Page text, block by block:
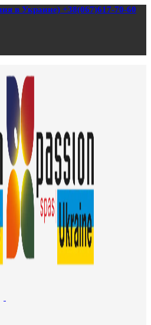
в Украине) +38(067)617-70-60